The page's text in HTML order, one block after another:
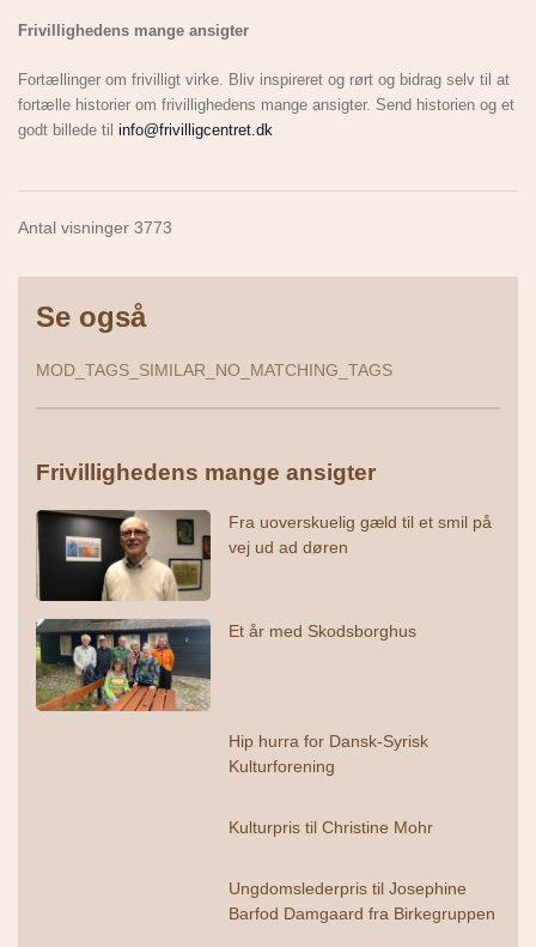
Frivillighedens mange ansigter
Fortællinger om frivilligt virke. Bliv inspireret og rørt og bidrag selv til at
fortælle historier om frivillighedens mange ansigter. Send historien og et
godt billede til info@frivilligcentret.dk
Antal visninger 3773
Se også
MOD_TAGS_SIMILAR_NO_MATCHING_TAGS
Frivillighedens mange ansigter
Fra uoverskuelig gæld til et smil på
vej ud ad døren
Et år med Skodsborghus
Hip hurra for Dansk-Syrisk
Kulturforening
Kulturpris til Christine Mohr
Ungdomslederpris til Josephine
Barfod Damgaard fra Birkegruppen